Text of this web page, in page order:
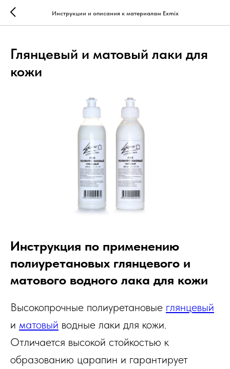
Инструкции и описания к материалам Exmix
Глянцевый и матовый лаки для
кожи
Инструкция по применению
полиуретановых глянцевого и
матового водного лака для кожи
Высокопрочные полиуретановые глянцевый
и матовый водные лаки для кожи.
Отличается высокой стойкостью к
образованию царапин и гарантирует